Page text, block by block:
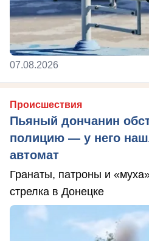
07.08.2026
Происшествия
Пьяный дончанин
полицию — у него
автомат
Гранаты, патроны и
стрелка в Донецке